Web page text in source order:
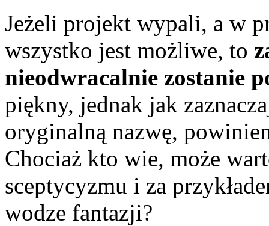
Jeżeli projekt wypali, a w
wszystko jest możliwe, to
nieodwracalnie zostanie
piękny, jednak jak
oryginalną nazwę,
Chociaż kto wie, może
sceptycyzmu i za
wodze fantazji?